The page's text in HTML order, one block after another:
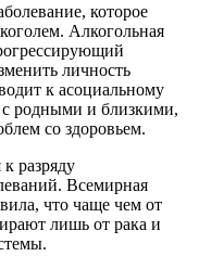
которое
Алкогольная
личность
к асоциальному
с родными и близкими,
со здоровьем.
разряду
Всемирная
что чаще чем от
лишь от рака и